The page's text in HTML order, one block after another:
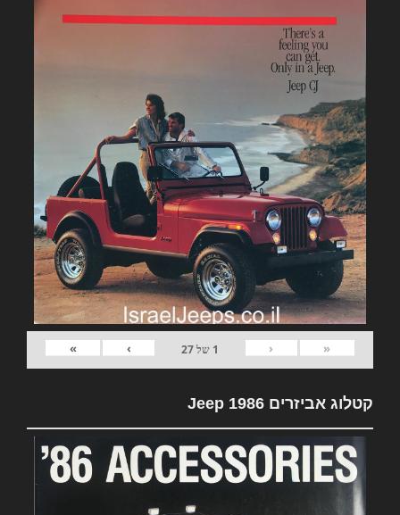
«
‹
1 של27
›
»
קטלוג אביזרים Jeep 1986